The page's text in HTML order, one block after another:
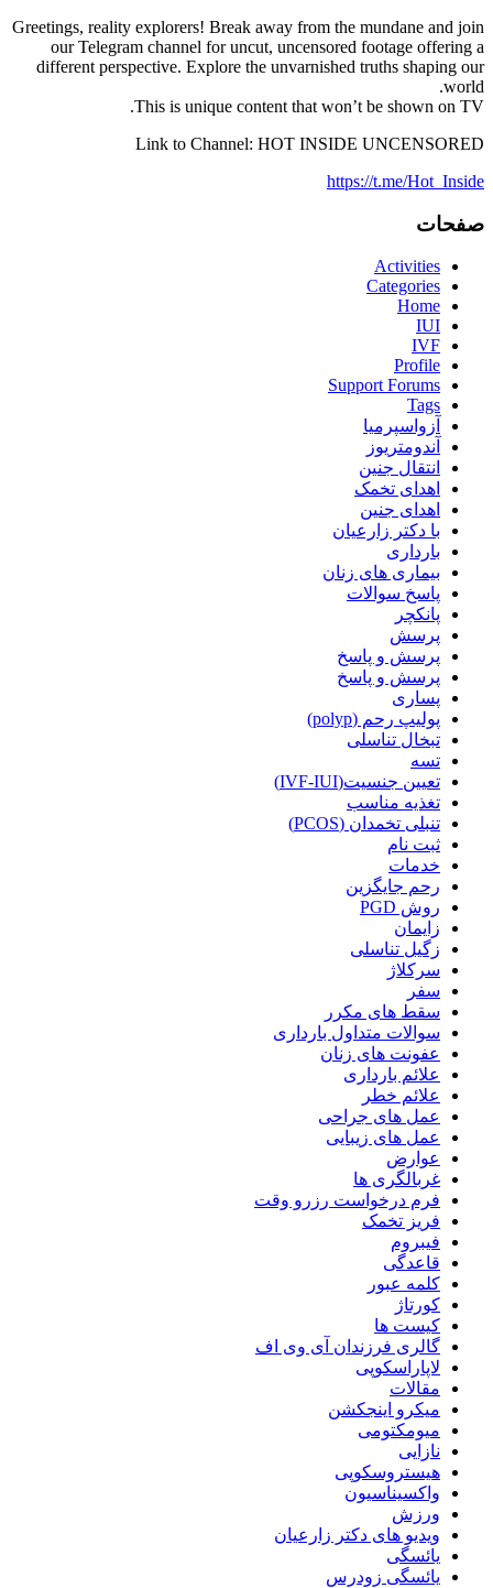
Greetings, reality explorers! Break away from the mundane and join
our Telegram channel for uncut, uncensored footage offering a
different perspective. Explore the unvarnished truths shaping our
world.
This is unique content that won’t be shown on TV.
Link to Channel: HOT INSIDE UNCENSORED
https://t.me/Hot_Inside
صفحات
Activities
Categories
Home
IUI
IVF
Profile
Support Forums
Tags
آزواسپرمیا
آندومتریوز
انتقال جنین
اهدای تخمک
اهدای جنین
با دکتر زارعیان
بارداری
بیماری های زنان
پاسخ سوالات
پانکچر
پرسش
پرسش و پاسخ
پرسش و پاسخ
پساری
پولیپ رحم (polyp)
تبخال تناسلی
تسه
تعیین جنسیت(IVF-IUI)
تغذیه مناسب
تنبلی تخمدان (PCOS)
ثبت نام
خدمات
رحم جایگزین
روش PGD
زایمان
زگیل تناسلی
سرکلاژ
سفر
سقط های مکرر
سوالات متداول بارداری
عفونت های زنان
علائم بارداری
علائم خطر
عمل های جراحی
عمل های زیبایی
عوارض
غربالگری ها
فرم درخواست رزرو وقت
فریز تخمک
فیبروم
قاعدگی
کلمه عبور
کورتاژ
کیست ها
گالری فرزندان آی وی اف
لاپاراسکوپی
مقالات
میکرو اینجکشن
میومکتومی
نازایی
هیستروسکوپی
واکسیناسیون
ورزش
ویدیو های دکتر زارعیان
یائسگی
یائسگی زودرس